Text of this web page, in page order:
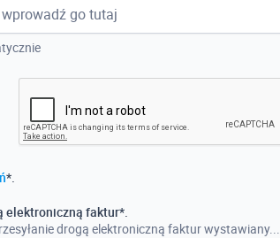
*.
elektroniczną faktur*.
drogą elektroniczną faktur wystawiany...
Szwecja